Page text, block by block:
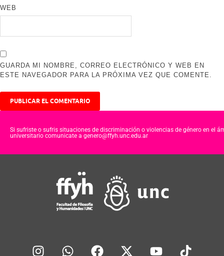
WEB
GUARDA MI NOMBRE, CORREO ELECTRÓNICO Y WEB EN
ESTE NAVEGADOR PARA LA PRÓXIMA VEZ QUE COMENTE.
Si sufriste o sufris situaciones de discriminación o violencias de género en el
universitario comunicate a genero@ffyh.unc.edu.ar